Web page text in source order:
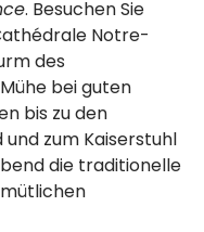
. Besuchen Sie
Notre-
des
bei guten
bis zu den
zum Kaiserstuhl
die traditionelle